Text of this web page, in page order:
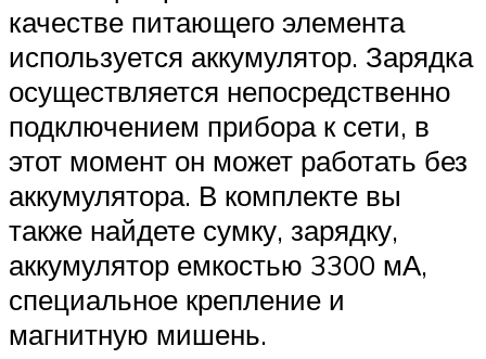
качестве питающего элемента
используется аккумулятор. Зарядка
осуществляется непосредственно
подключением прибора к сети, в
этот момент он может работать без
аккумулятора. В комплекте вы
также найдете сумку, зарядку,
аккумулятор емкостью 3300 мА,
специальное крепление и
магнитную мишень.